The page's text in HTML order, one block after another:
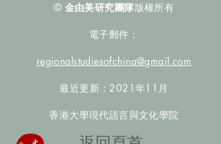
© 金由美研究團隊版權所有
電子郵件：
regionalstudiesofchina@gmail.com
最近更新：2021年11月
香港大學現代語言與文化學院